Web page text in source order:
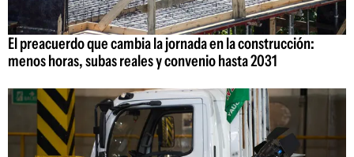
El preacuerdo que cambia la jornada en la construcción:
menos horas, subas reales y convenio hasta 2031